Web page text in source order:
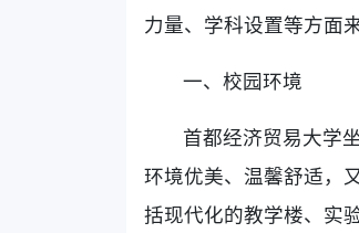
力量、学科设置等方面
一、校园环境
首都经济贸易大学
环境优美、温馨舒适，
括现代化的教学楼、实